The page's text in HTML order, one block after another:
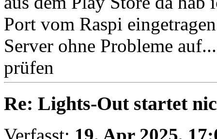
Port vom Raspi
Server ohne Probleme
prüfen
Re: Lights-Out startet
Verfasst: 19. Apr 2025,